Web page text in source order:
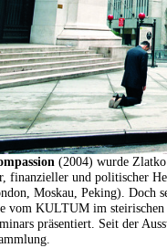
(2004) wurde
finanzieller und politischer
Moskau, Peking). Doch
vom KULTUM im
präsentiert. Seit der